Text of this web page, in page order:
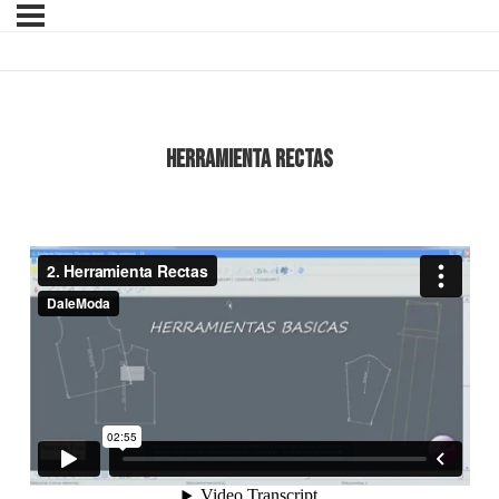
Herramienta Rectas